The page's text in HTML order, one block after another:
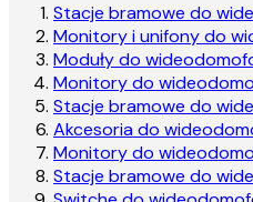
Stacje bramowe do
Monitory i unifony do
Moduły do
Monitory do
Stacje bramowe do
Akcesoria do
Monitory do
Stacje bramowe do